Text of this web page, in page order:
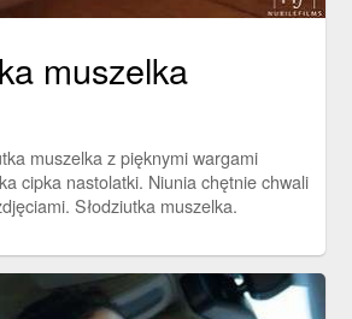
muszelka
muszelka z pięknymi wargami
cipka nastolatki. Niunia chętnie chwali
Słodziutka muszelka.